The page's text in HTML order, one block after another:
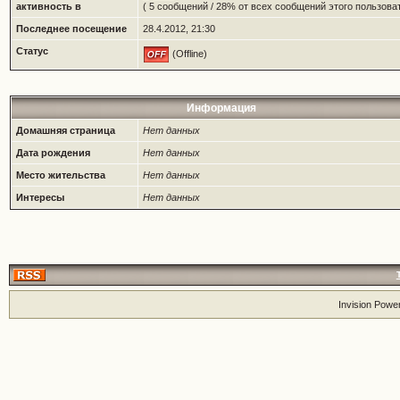
активность в
( 5 сообщений / 28% от всех сообщений этого
Последнее посещение 28.4.2012, 21:30
Статус (Offline)
Информация
Домашняя страница Нет данных
Дата рождения Нет данных
Место жительства Нет данных
Интересы Нет данных
Invision